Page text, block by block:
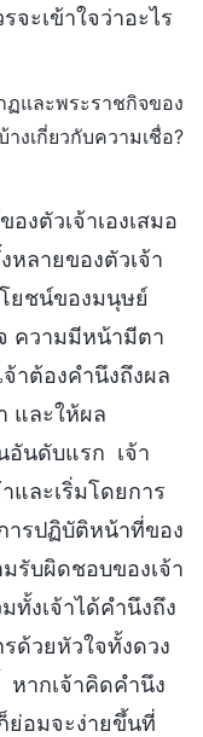
จะเข้าใจว่าอะไร
ฏและพระราชกิจของ
างเกี่ยวกับความเชื่อ?
งตัวเจ้าเองเสมอ
ลายของตัวเจ้า
ยชน์ของมนุษย์
ความมีหน้ามีตา
าต้องคำนึงถึงผล
และให้ผล
อันดับแรก เจ้า
และเริ่มโดยการ
ารปฏิบัติหน้าที่ของ
รับผิดชอบของเจ้า
ทั้งเจ้าได้คำนึงถึง
ด้วยหัวใจทั้งดวง
หากเจ้าคิดคำนึง
ย่อมจะง่ายขึ้นที่